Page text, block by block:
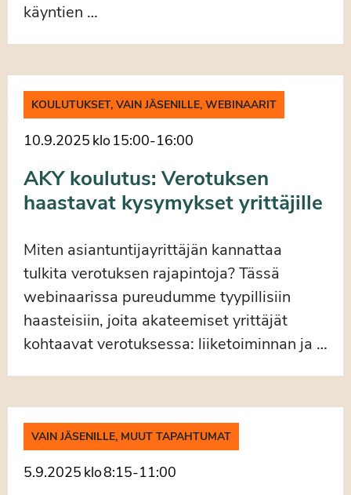
käyntien …
KOULUTUKSET, VAIN JÄSENILLE, WEBINAARIT
10.9.2025 klo15:00-16:00
AKY koulutus: Verotuksen
haastavat kysymykset yrittäjille
Miten asiantuntijayrittäjän kannattaa
tulkita verotuksen rajapintoja? Tässä
webinaarissa pureudumme tyypillisiin
haasteisiin, joita akateemiset yrittäjät
kohtaavat verotuksessa: liiketoiminnan ja …
VAIN JÄSENILLE, MUUT TAPAHTUMAT
5.9.2025 klo8:15-11:00